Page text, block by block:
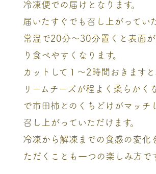
冷凍便での届けとなります。
届いたすぐでも召し上がってい
常温で20分～30分置くと表面
り食べやすくなります。
カットして１～2時間おきます
リームチーズが程よく柔らかく
で市田柿とのくちどけがマッチ
召し上がっていただけます。
冷凍から解凍までの食感の変化
ただくことも一つの楽しみ方です